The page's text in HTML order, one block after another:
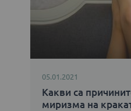
05.01.2021
Какви са
миризма на